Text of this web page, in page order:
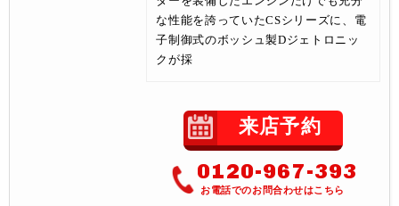
な性能を誇っていたCSシリーズに、電
子制御式のボッシュ製Dジェトロニッ
クが採
来店予約
0120-967-393
お電話でのお問合わせはこちら